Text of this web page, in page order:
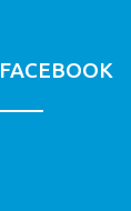
FACEBOOK